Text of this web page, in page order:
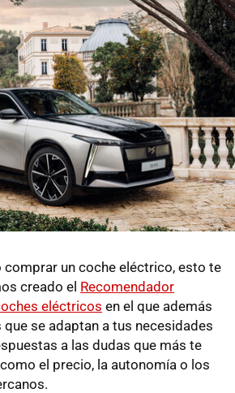
comprar un coche eléctrico, esto te
creado el Recomendador
eléctricos en el que además
se adaptan a tus necesidades
a las dudas que más te
el precio, la autonomía o los